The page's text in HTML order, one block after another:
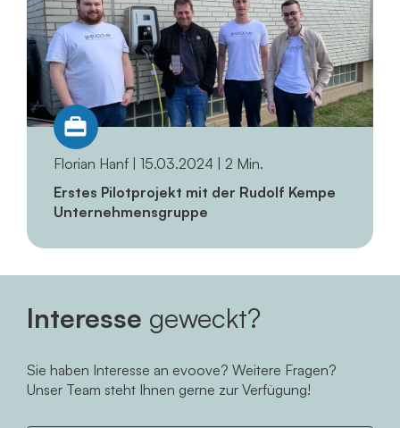
Florian Hanf | 15.03.2024 | 2 Min.
Erstes Pilotprojekt mit der Rudolf Kempe
Unternehmensgruppe
Interesse geweckt?
Sie haben Interesse an evoove? Weitere Fragen?
Unser Team steht Ihnen gerne zur Verfügung!